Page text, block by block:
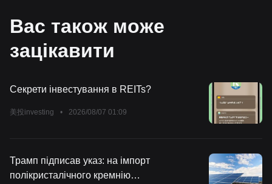
Вас також може
зацікавити
Секрети інвестування в REITs?
美投investing • 2026/08/07 01:09
Трамп підписав указ: на імпорт
полікристалічного кремнію